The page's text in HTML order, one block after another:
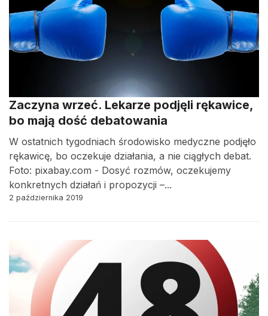
Zaczyna wrzeć. Lekarze podjęli rękawice,
bo mają dość debatowania
W ostatnich tygodniach środowisko medyczne podjęło
rękawicę, bo oczekuje działania, a nie ciągłych debat.
Foto: pixabay.com - Dosyć rozmów, oczekujemy
konkretnych działań i propozycji –...
2 października 2019